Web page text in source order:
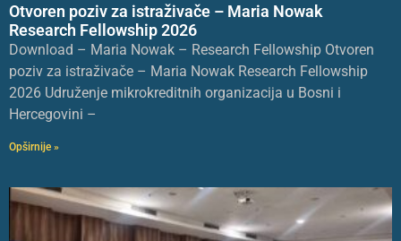
Otvoren poziv za istraživače – Maria Nowak
Research Fellowship 2026
Download – Maria Nowak – Research Fellowship Otvoren
poziv za istraživače – Maria Nowak Research Fellowship
2026 Udruženje mikrokreditnih organizacija u Bosni i
Hercegovini –
Opširnije »